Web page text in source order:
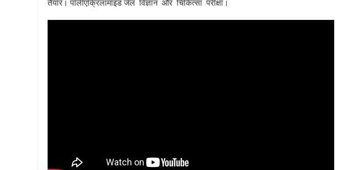
तैयार। पॉलीएक्रिलामाइड जेल विज्ञान और चिकित्सा परीक्षा।